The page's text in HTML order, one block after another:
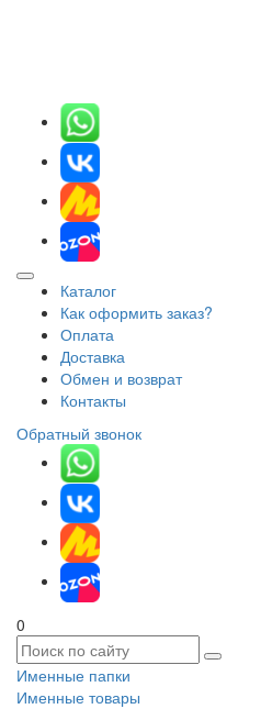
Каталог
Как оформить заказ?
Оплата
Доставка
Обмен и возврат
Контакты
Обратный звонок
0
Именные папки
Именные товары